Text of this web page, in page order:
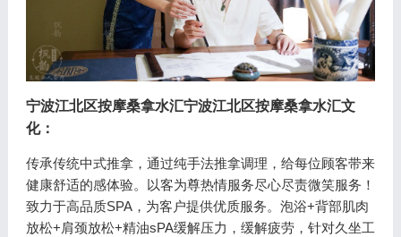
宁波江北区按摩桑拿水汇宁波江北区按摩桑拿水汇文
化：
传承传统中式推拿，通过纯手法推拿调理，给每位顾客带来
健康舒适的感体验。以客为尊热情服务尽心尽责微笑服务！
致力于高品质SPA，为客户提供优质服务。泡浴+背部肌肉
放松+肩颈放松+精油sPA缓解压力，缓解疲劳，针对久坐工